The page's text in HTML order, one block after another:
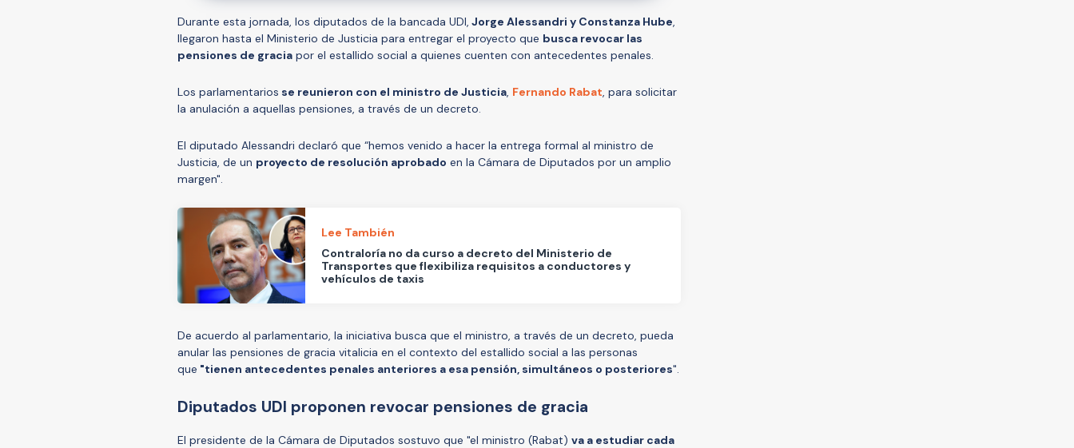
Durante esta jornada, los diputados de la bancada UDI, Jorge Alessandri y Constanza Hube,
llegaron hasta el Ministerio de Justicia para entregar el proyecto que busca revocar las
pensiones de gracia por el estallido social a quienes cuenten con antecedentes penales.
Los parlamentarios se reunieron con el ministro de Justicia, Fernando Rabat, para solicitar
la anulación a aquellas pensiones, a través de un decreto.
El diputado Alessandri declaró que “hemos venido a hacer la entrega formal al ministro de
Justicia, de un proyecto de resolución aprobado en la Cámara de Diputados por un amplio
margen".
Lee También
Contraloría no da curso a decreto del Ministerio de
Transportes que flexibiliza requisitos a conductores y
vehículos de taxis
De acuerdo al parlamentario, la iniciativa busca que el ministro, a través de un decreto, pueda
anular las pensiones de gracia vitalicia en el contexto del estallido social a las personas
que "tienen antecedentes penales anteriores a esa pensión, simultáneos o posteriores".
Diputados UDI proponen revocar pensiones de gracia
El presidente de la Cámara de Diputados sostuvo que "el ministro (Rabat) va a estudiar cada